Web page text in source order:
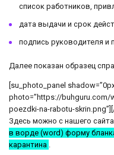
список работников,
дата выдачи и срок
подпись руководителя и
Далее показан образец
[su_photo_panel
photo=”https://
poezdki-na-rabotu-
Здесь можно с нашего
в ворде (word) форму
карантина .